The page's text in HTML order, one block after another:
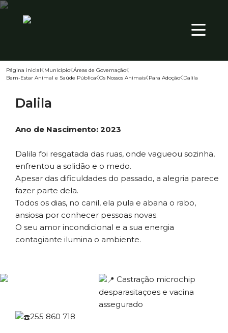
Território
Município
Atualidade
20º PT
Página inicial Município Áreas de Governação
Bem-Estar Animal e Saúde Pública Os Nossos Animais Para Adoção Dalila
Dalila
Ano de Nascimento: 2023
Dalila foi resgatada das ruas, onde vagueou sozinha,
enfrentou a solidão e o medo.
Apesar das dificuldades do passado, a alegria parece
fazer parte dela.
Todos os dias, no canil, ela pula e abana o rabo,
ansiosa por conhecer pessoas novas.
O seu amor incondicional e a sua energia
contagiante ilumina o ambiente.
Castração microchip
desparasitaçoes e vacina
assegurado
255 860 718